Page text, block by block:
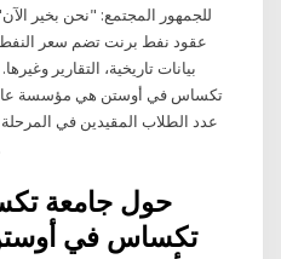
للجمهور المجتمع: "نحن بخير
عقود نفط برنت تضم سعر النفط،
بيانات تاريخية، التقارير
حول جامعة
تكساس في